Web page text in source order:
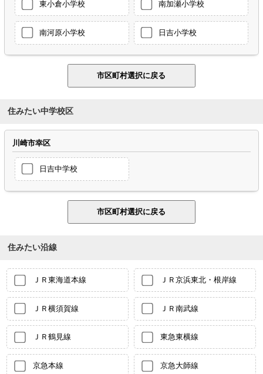
東小倉小学校 南加瀬小学校
南河原小学校 日吉小学校
住みたい中学校区
川崎市幸区
日吉中学校
住みたい沿線
ＪＲ東海道本線 ＪＲ京浜東北・根岸線
ＪＲ横須賀線 ＪＲ南武線
ＪＲ鶴見線 東急東横線
京急本線 京急大師線